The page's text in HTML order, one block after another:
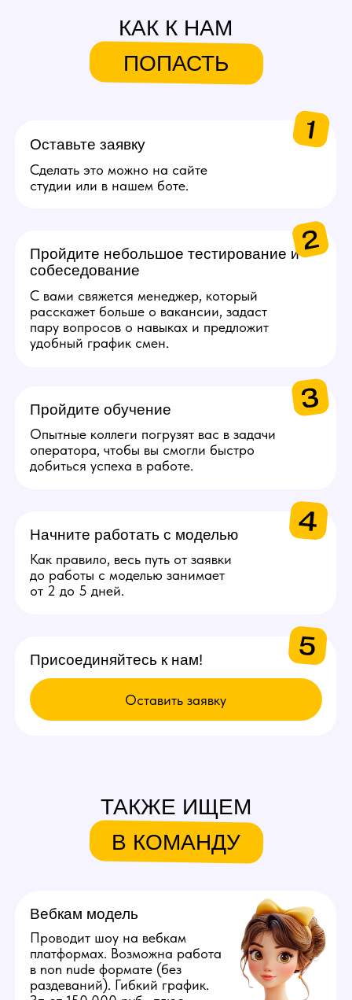
За каждую приглашенную
вебкам модель агент может
заработать от 20.000 руб.
Подробнее
Все города Грузии
Все города Казахстана
Города других стран
Узнай больше в нашем боте!
Мы находимся:
Россия, Вологодская область,
Связаться с нами: